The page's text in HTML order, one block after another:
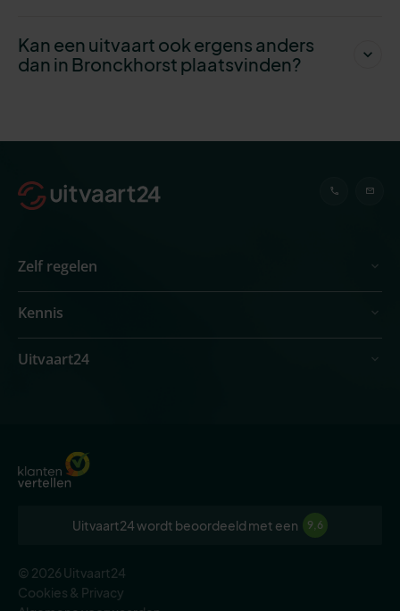
Kan een uitvaart ook ergens anders
dan in Bronckhorst plaatsvinden?
Zelf regelen
Kennis
Uitvaart24
Uitvaart24 wordt beoordeeld met een 9,6
© 2026 Uitvaart24
Cookies & Privacy